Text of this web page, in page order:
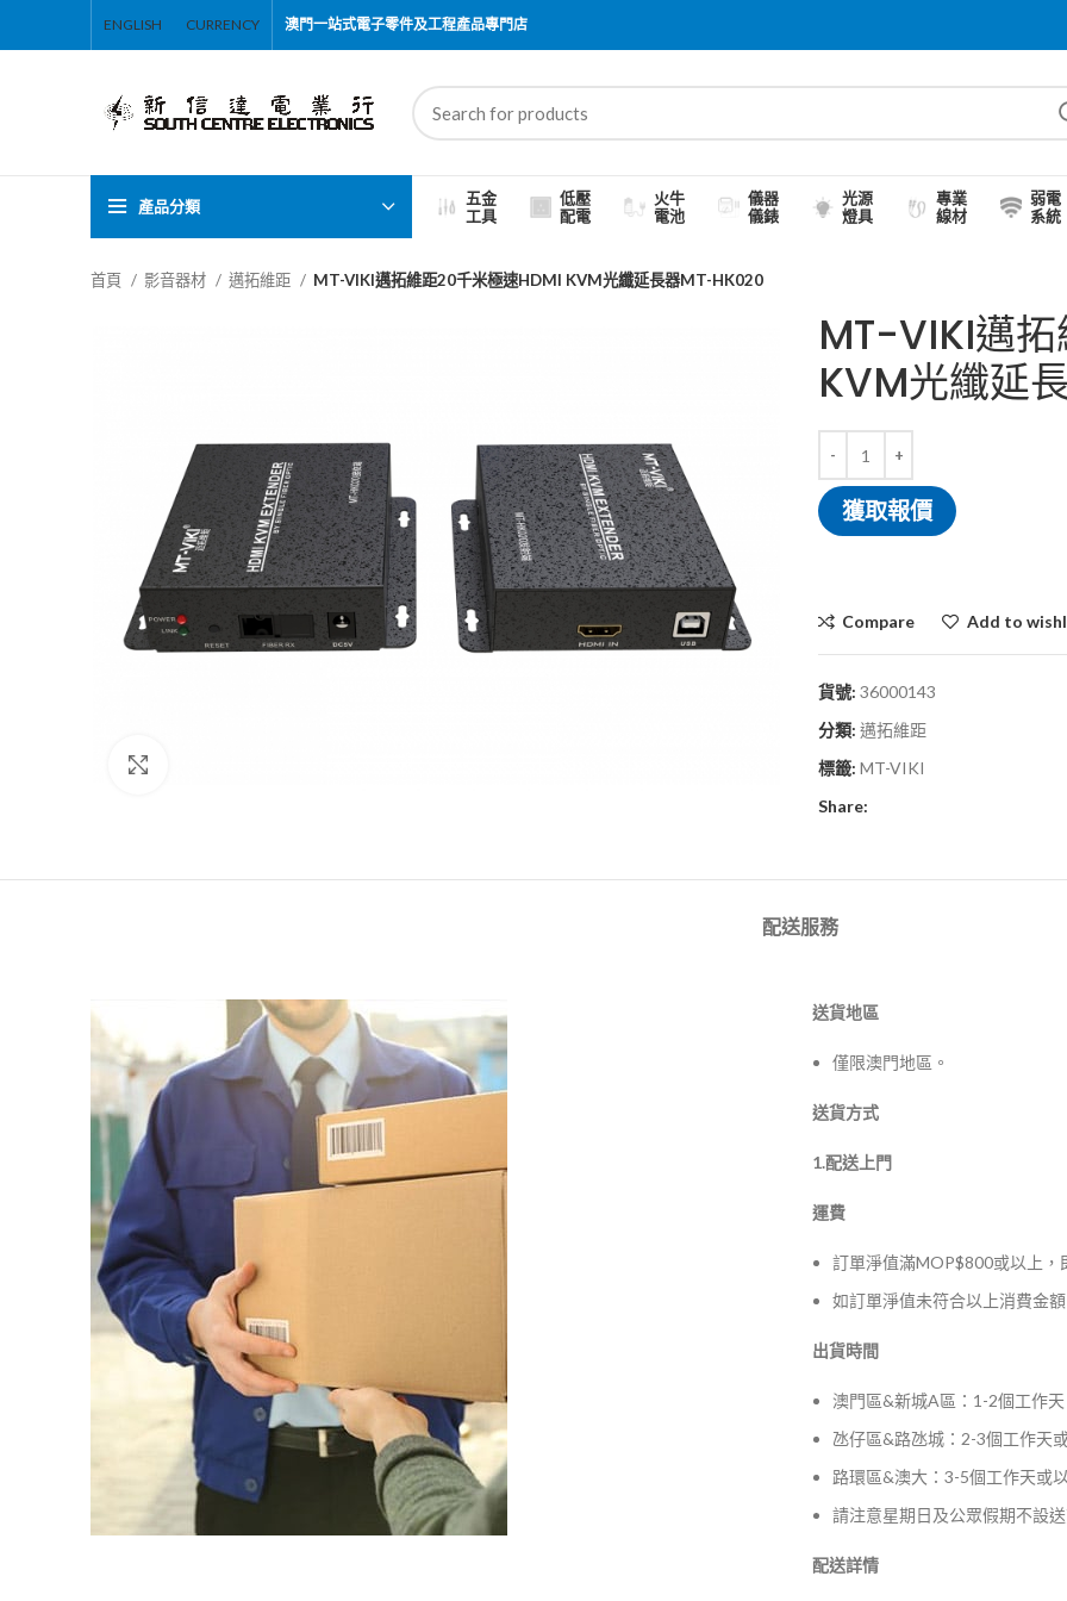
ENGLISH CURRENCY 澳門一站式電子零件及工程產品專門店
產品分類
五金
工具
低壓
配電
火牛
電池
儀器
儀錶
光源
燈具
專業
線材
弱電
系統
首頁 影音器材 邁拓維距 MT-VIKI邁拓維距20千米極速HDMI KVM光纖延長器MT-HK020
MT-VIKI邁
KVM光纖延
獲取報價
Compare Add to
貨號: 36000143
分類: 邁拓維距
標籤: MT-VIKI
Share:
配送服務
送貨地區
僅限澳門地區。
送貨方式
1.配送上門
運費
訂單淨值滿MOP$800或以上，
如訂單淨值未符合以上消費金
出貨時間
澳門區&新城A區：1-2個工作
氹仔區&路氹城：2-3個工作天
路環區&澳大：3-5個工作天或
請注意星期日及公眾假期不設
配送詳情